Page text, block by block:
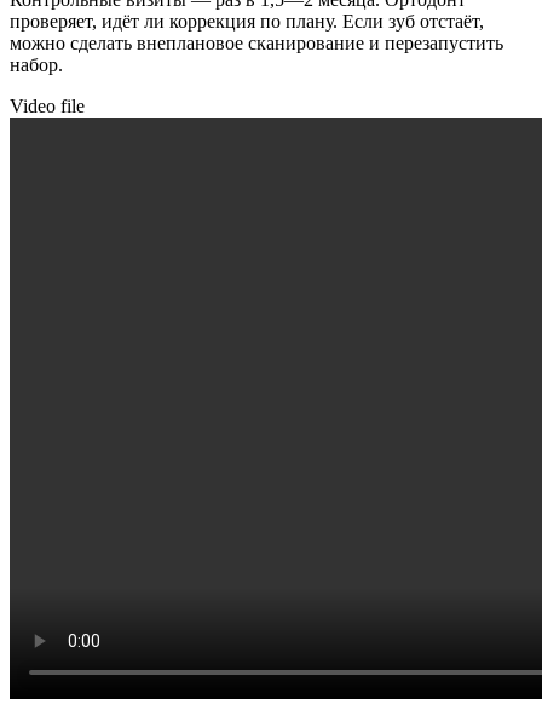
проверяет, идёт ли коррекция по плану. Если зуб отстаёт,
можно сделать внеплановое сканирование и перезапустить
набор.
Video file